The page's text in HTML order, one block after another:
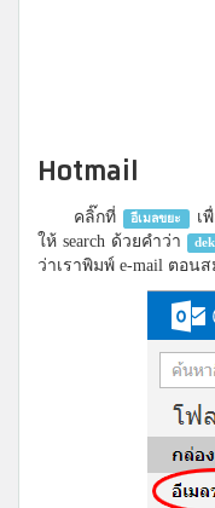
Hotmail
คลิ๊กที่ อีเมลขยะ
เพื่
ให้ search ด้วยคำว่า
ว่าเราพิมพ์ e-mail ตอน